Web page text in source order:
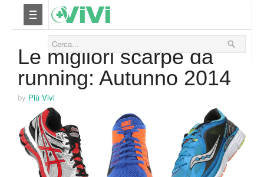
Yoga
Bellezza
Fitness
04 Ottobre 2014
Le migliori scarpe da
running: Autunno 2014
by Più Vivi